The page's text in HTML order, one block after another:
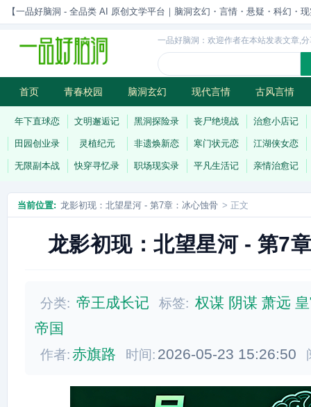
【一品好脑洞 - 全品类 AI 原创文学平台｜脑洞玄幻・言情・悬疑・科幻・
一品好脑洞：欢迎作者在本站发表文章,
首页 青春校园 脑洞玄幻 现代言情 古风言情
历史权谋 武侠江湖 灵异志怪 连载
年下直球恋 文明邂逅记 黑洞探险录 丧尸绝境战 治愈小店记
田园创业录 灵植纪元 非遗焕新恋 寒门状元恋 江湖侠女恋
无限副本战 快穿寻忆录 职场现实录 平凡生活记 亲情治愈记
当前位置: 龙影初现：北望星河 - 第7章：冰心蚀骨 > 正文
龙影初现：北望星河 - 第7
分类: 帝王成长记 标签: 权谋 阴谋 萧远
帝国
作者:赤旗路 时间: 2026-05-23 15:26:50